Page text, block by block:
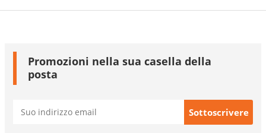
Promozioni nella sua casella della
posta